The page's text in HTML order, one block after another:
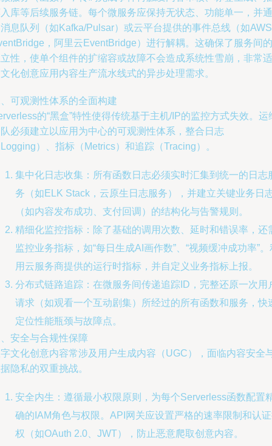
库等后续服务链。每个微服务应保持无状态、功能单一，并通
息队列（如Kafka/Pulsar）或云平台提供的事件总线（如AWS
，阿里云EventBridge）进行解耦。这确保了服务间的
性，使单个组件的扩缩容或故障不会造成系统性雪崩，非常适
化创意应用内容生产流水线式的异步处理需求。
可观测性体系的全面构建
的“黑盒”特性使得传统基于主机/IP的监控方式失效。运
必须建立以应用为中心的可观测性体系，整合日志
）、指标（Metrics）和追踪（Tracing）。
集中化日志收集：所有函数日志必须实时汇集到统一的日志
务（如ELK Stack，云原生日志服务），并建立关键业务日
（如内容发布成功、支付回调）的结构化与告警规则。
精细化监控指标：除了基础的调用次数、延时和错误率，还
监控业务指标，如“每日生成AI画作数”、“视频缓冲成功率”。
用云服务商提供的运行时指标，并自定义业务指标上报。
分布式链路追踪：在微服务间传递追踪ID，完整还原一次用
请求（如观看一个互动剧集）所经过的所有函数和服务，快
定位性能瓶颈与故障点。
安全与合规性保障
文化创意内容常涉及用户生成内容（UGC），面临内容安全
隐私的双重挑战。
安全内生：遵循最小权限原则，为每个Serverless函数配置
确的IAM角色与权限。API网关应设置严格的速率限制和认
权（如OAuth 2.0、JWT），防止恶意爬取创意内容。